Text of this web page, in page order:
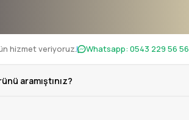
!
hizmet veriyoruz. Whatsapp: 0543 229 56 56